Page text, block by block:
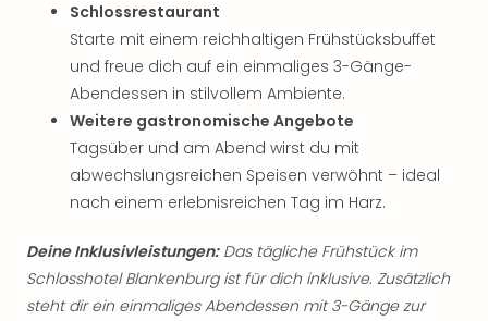
Schlossrestaurant
Starte mit einem reichhaltigen Frühstücksbuffet
und freue dich auf ein einmaliges 3-Gänge-
Abendessen in stilvollem Ambiente.
Weitere gastronomische Angebote
Tagsüber und am Abend wirst du mit
abwechslungsreichen Speisen verwöhnt – ideal
nach einem erlebnisreichen Tag im Harz.
Deine Inklusivleistungen:Das tägliche Frühstück im
Schlosshotel Blankenburg ist für dich inklusive. Zusätzlich
steht dir ein einmaliges Abendessen mit 3-Gänge zur